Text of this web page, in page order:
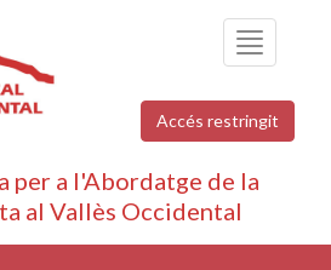
Toggle
navigation
Accés restringit
per a l'Abordatge de la
al Vallès Occidental